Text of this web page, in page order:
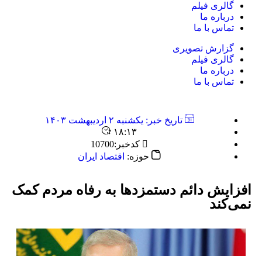
گالری فیلم
درباره ما
تماس با ما
گزارش تصویری
گالری فیلم
درباره ما
تماس با ما
تاریخ خبر: یکشنبه ۲ اردیبهشت ۱۴۰۳
۱۸:۱۳
کدخبر:10700
حوزه: اقتصاد ایران
افزایش دائم دستمزدها به ‌رفاه مردم کمک
نمی‌کند